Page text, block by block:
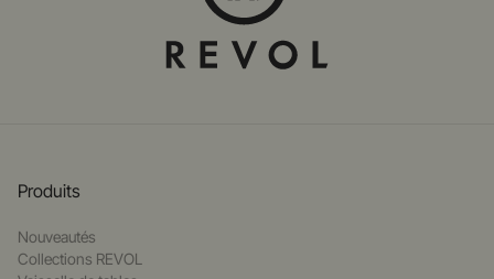
Produits
Nouveautés
Collections REVOL